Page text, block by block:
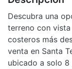
Descubra una
terreno con
costeros más
venta en Santa
ubicado a solo